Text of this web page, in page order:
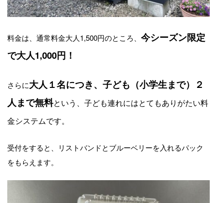
料金は、通常料金大人1,500円のところ、 今シーズン限定
で大人1,000円！
さらに大人１名につき、子ども（小学生まで）２
人まで無料という、子ども連れにはとてもありがたい料
金システムです。
受付をすると、リストバンドとブルーベリーを入れるパック
をもらえます。